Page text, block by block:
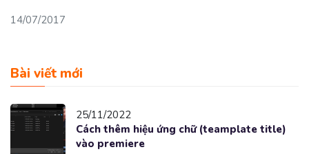
14/07/2017
Bài viết mới
25/11/2022
Cách thêm hiệu ứng chữ (teamplate title)
vào premiere